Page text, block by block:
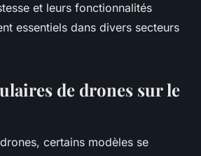
et leurs fonctionnalités
essentiels dans divers secteurs
de drones sur le
certains modèles se